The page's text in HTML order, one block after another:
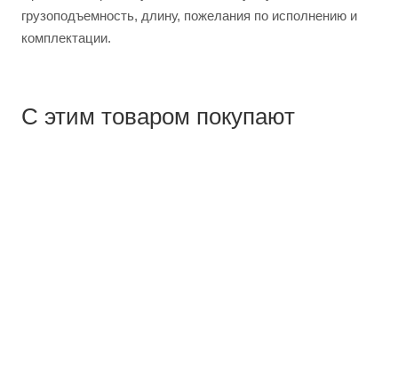
грузоподъемность, длину, пожелания по исполнению и
комплектации.
С этим товаром покупают